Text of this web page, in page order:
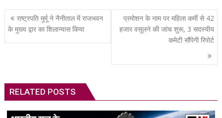
Post
navigation
राष्ट्रपति मुर्मू ने नैनीताल में राजभवन
के मुख्य द्वार का शिलान्यास किया
प्रमोशन के नाम पर महिला कर्मी से 42
हजार वसूलने की जांच शुरू, 3 सदस्यीय
कमेटी सौंपेगी रिपोर्ट
RELATED POSTS